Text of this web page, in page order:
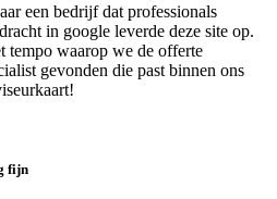
een bedrijf dat professionals
in google leverde deze site op.
tempo waarop we de offerte
gevonden die past binnen ons
fijn